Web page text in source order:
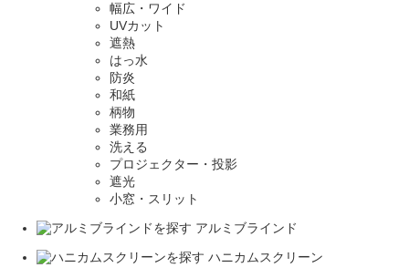
幅広・ワイド
UVカット
遮熱
はっ水
防炎
和紙
柄物
業務用
洗える
プロジェクター・投影
遮光
小窓・スリット
アルミブラインド
ハニカムスクリーン